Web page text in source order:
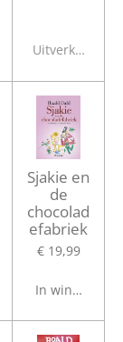
Uitverkocht
Sjakie en
de
chocolad
efabriek
€ 19,99
In